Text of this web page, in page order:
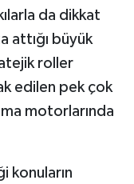
da dikkat
attığı büyük
roller
edilen pek çok
motorlarında
konuların